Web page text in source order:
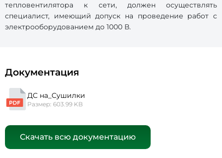
тепловентилятора к сети, должен осуществлять
специалист, имеющий допуск на проведение работ с
электрооборудованием до 1000 В.
Документация
ДС на_Сушилки
Размер: 603.99 KB
Скачать всю документацию